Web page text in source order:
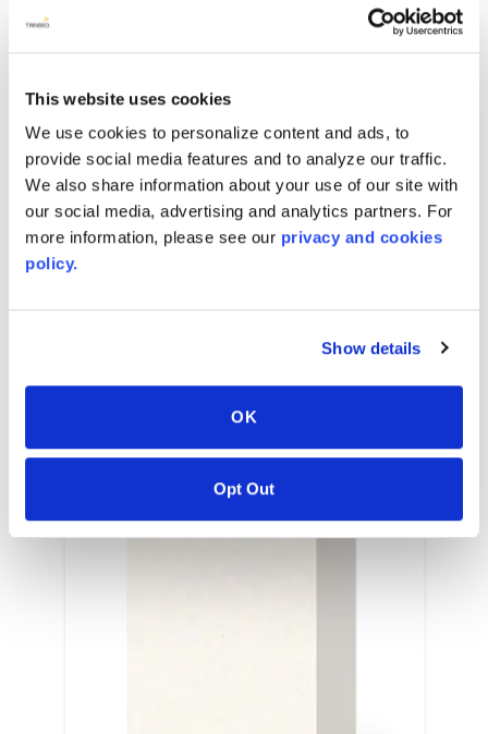
This website uses cookies
We use cookies to personalize content and ads, to
provide social media features and to analyze our traffic.
We also share information about your use of our site with
our social media, advertising and analytics partners. For
more information, please see our privacy and cookies
policy.
Show details
OK
Opt Out
PT #:110-117
发表日期:
EN